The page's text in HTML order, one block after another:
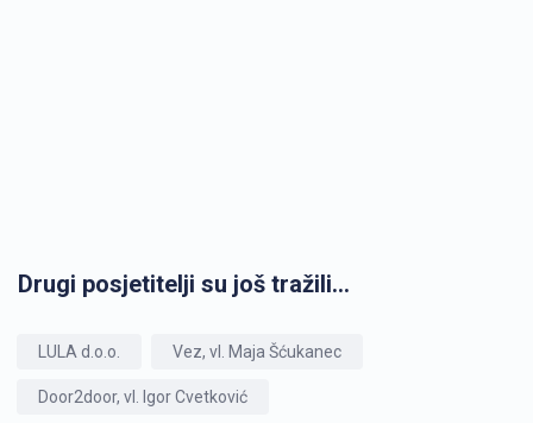
Drugi posjetitelji su još tražili...
LULA d.o.o. Vez, vl. Maja Šćukanec
Door2door, vl. Igor Cvetković